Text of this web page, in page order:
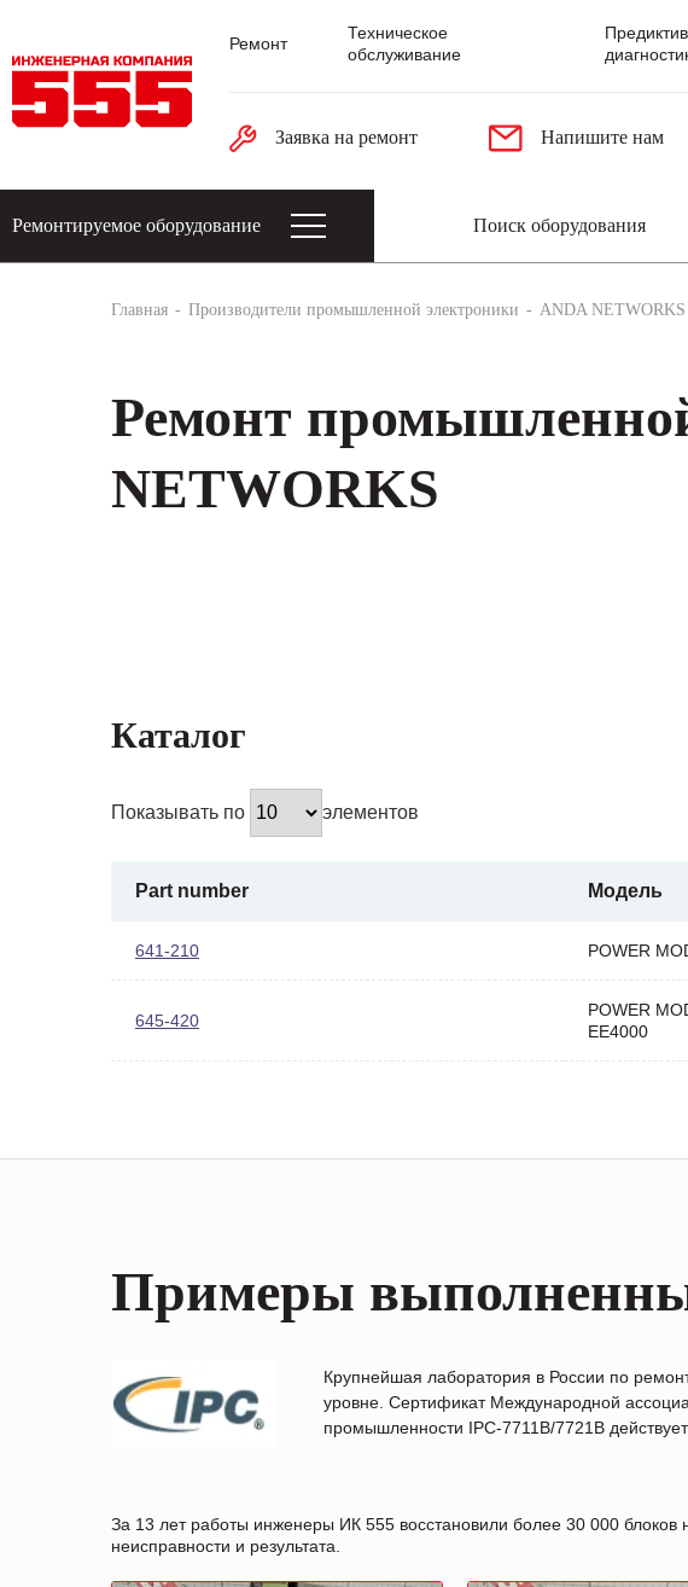
Ремонт
Техническое
обслуживание
Заявка на ремонт Напишите нам
Ремонтируемое оборудование
Главная Производители промышленной электроники ANDA NETWORKS
Ремонт
NETWORKS
Каталог
Показывать по элементов
Part number Модель
641-210 POWER
645-420
POWER
EE4000
Примеры
Крупнейшая лаборатория в России по
уровне. Сертификат Международной
промышленности IPC-7711B/7721B
За 13 лет работы инженеры ИК 555 восстановили более 30 000
неисправности и результата.